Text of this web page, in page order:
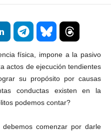
física, impone a la pasivo
actos de ejecución tendientes
su propósito por causas
conductas existen en la
podemos contar?
comenzar por darle